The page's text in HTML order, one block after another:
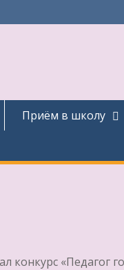
Приём в школу
конкурс «Педагог